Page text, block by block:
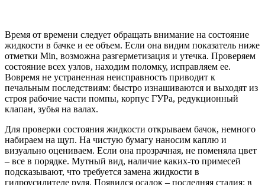
Время от времени следует обращать внимание на состояние
жидкости в бачке и ее объем. Если она видим показатель ниже
отметки Min, возможна разгерметизация и утечка. Проверяем
состояние всех узлов, находим поломку, исправляем ее.
Вовремя не устраненная неисправность приводит к
печальным последствиям: быстро изнашиваются и выходят из
строя рабочие части помпы, корпус ГУРа, редукционный
клапан, зубья на валах.
Для проверки состояния жидкости открываем бачок, немного
набираем на щуп. На чистую бумагу наносим каплю и
визуально оцениваем. Если она прозрачная, не поменяла цвет
– все в порядке. Мутный вид, наличие каких-то примесей
подсказывают, что требуется замена жидкости в
гидроусилителе руля. Появился осадок – последняя стадия: в